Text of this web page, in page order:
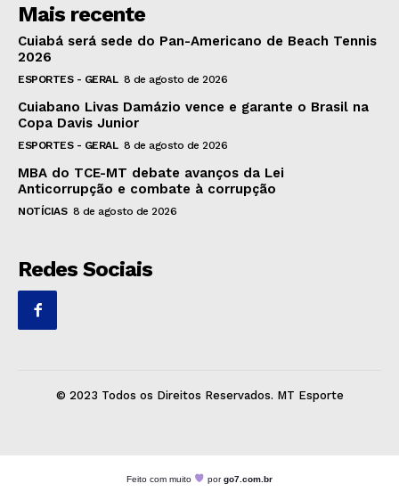
Mais recente
Cuiabá será sede do Pan-Americano de Beach Tennis
2026
ESPORTES - GERAL 8 de agosto de 2026
Cuiabano Livas Damázio vence e garante o Brasil na
Copa Davis Junior
ESPORTES - GERAL 8 de agosto de 2026
MBA do TCE-MT debate avanços da Lei
Anticorrupção e combate à corrupção
NOTÍCIAS 8 de agosto de 2026
Redes Sociais
© 2023 Todos os Direitos Reservados. MT Esporte
Feito com muito porgo7.com.br